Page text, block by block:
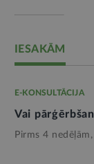
IESAKĀM
E-KONSULTĀCIJA
Vai
Pirms 4 nedēļām,